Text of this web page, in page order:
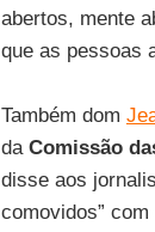
abertos, mente
que as pessoas
Também dom
da Comissão
disse aos
comovidos”